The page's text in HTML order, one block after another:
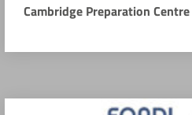
Cambridge Preparation Centre